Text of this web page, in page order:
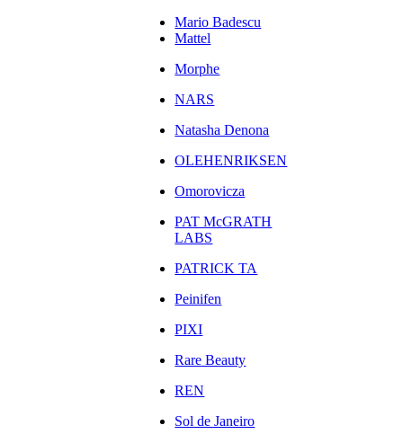
Mario Badescu
Mattel
Morphe
NARS
Natasha Denona
OLEHENRIKSEN
Omorovicza
PAT McGRATH
LABS
PATRICK TA
Peinifen
PIXI
Rare Beauty
REN
Sol de Janeiro